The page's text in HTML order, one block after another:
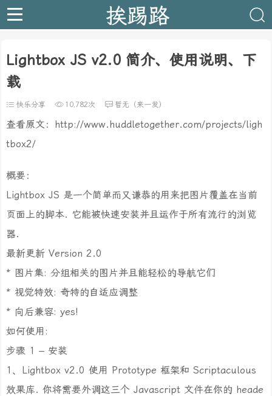
挨踢路
Lightbox JS v2.0 简介、使用说明、下
载
快乐分享 10,782次 暂无（来一发）
查看原文：http://www.huddletogether.com/projects/ligh
tbox2/
概要：
Lightbox JS 是一个简单而又谦恭的用来把图片覆盖在当前
页面上的脚本. 它能被快速安装并且运作于所有流行的浏览
器.
最新更新 Version 2.0
* 图片集: 分组相关的图片并且能轻松的导航它们
* 视觉特效: 奇特的自适应调整
* 向后兼容: yes!
如何使用:
步骤 1 – 安装
1、Lightbox v2.0 使用 Prototype 框架和 Scriptaculous
效果库. 你将需要外调这三个 Javascript 文件在你的 heade